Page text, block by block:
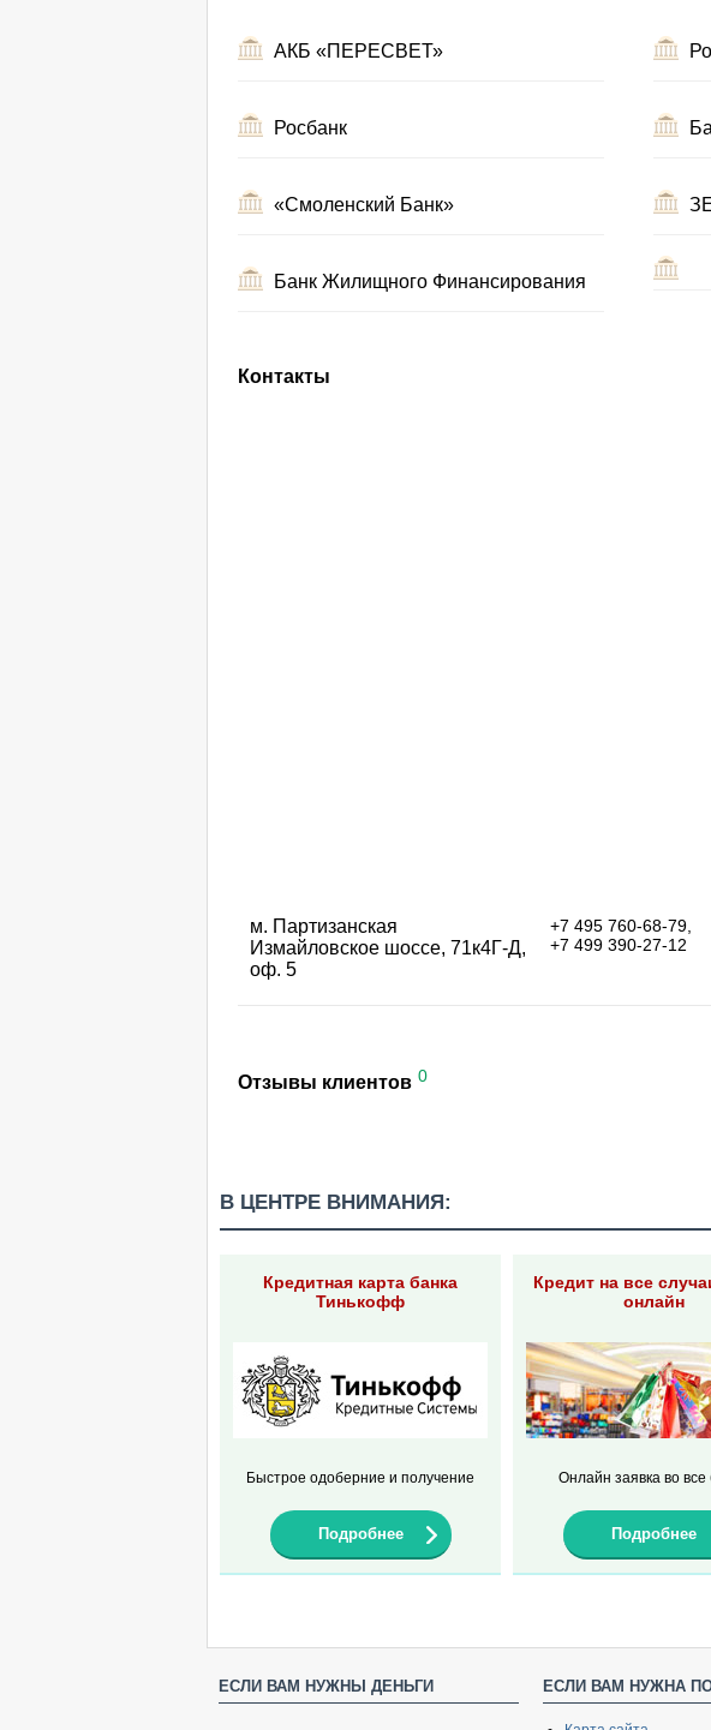
АКБ «ПЕРЕСВЕТ»
Росбанк
«Смоленский Банк»
Банк Жилищного Финансирования
Контакты
м. Партизанская
Измайловское шоссе, 71к4Г-Д,
оф. 5
+7 495 760-68-79,
+7 499 390-27-12
Отзывы клиентов 0
В ЦЕНТРЕ ВНИМАНИЯ:
Кредитная карта банка
Тинькофф
Быстрое одоберние и получение
Подробнее
Кредит на все
онлайн
Онлайн заявка во все
Подробнее
ЕСЛИ ВАМ НУЖНЫ ДЕНЬГИ ЕСЛИ ВАМ НУЖНА